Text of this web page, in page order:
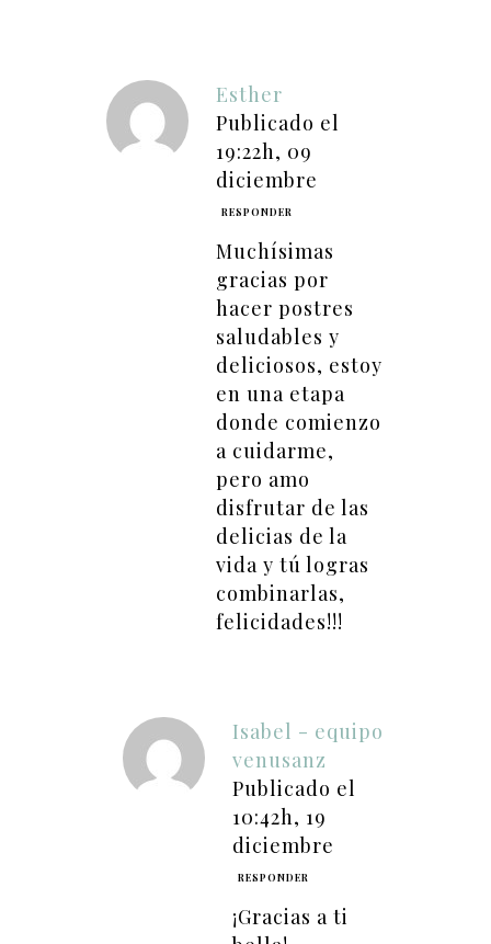
Esther
Publicado el
19:22h, 09
diciembre
RESPONDER
Muchísimas
gracias por
hacer postres
saludables y
deliciosos, estoy
en una etapa
donde comienzo
a cuidarme,
pero amo
disfrutar de las
delicias de la
vida y tú logras
combinarlas,
felicidades!!!
Isabel - equipo
venusanz
Publicado el
10:42h, 19
diciembre
RESPONDER
¡Gracias a ti